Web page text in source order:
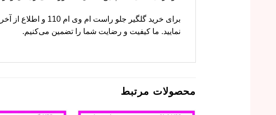
برای خرید گلگیر
نمایید. ما کیفیت و رضایت شما را تضمین می‌کنیم.
محصولات مرتبط